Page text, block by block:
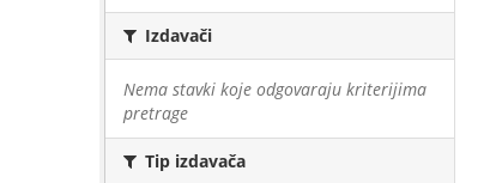
Izdavači
Nema stavki koje odgovaraju kriterijima
pretrage
Tip izdavača